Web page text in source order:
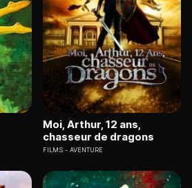
Moi, Arthur, 12 ans,
chasseur de dragons
FILMS AVENTURE